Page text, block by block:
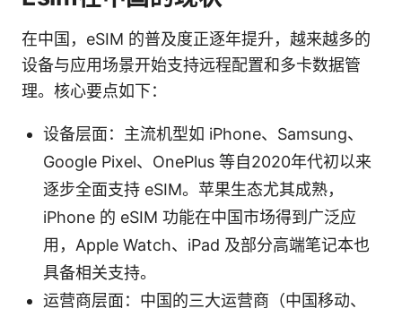
在中国，eSIM 的普及度正逐年提升，越来越多的
设备与应用场景开始支持远程配置和多卡数据管
理。核心要点如下：
设备层面：主流机型如 iPhone、Samsung、
Google Pixel、OnePlus 等自2020年代初以来
逐步全面支持 eSIM。苹果生态尤其成熟，
iPhone 的 eSIM 功能在中国市场得到广泛应
用，Apple Watch、iPad 及部分高端笔记本也
具备相关支持。
运营商层面：中国的三大运营商（中国移动、